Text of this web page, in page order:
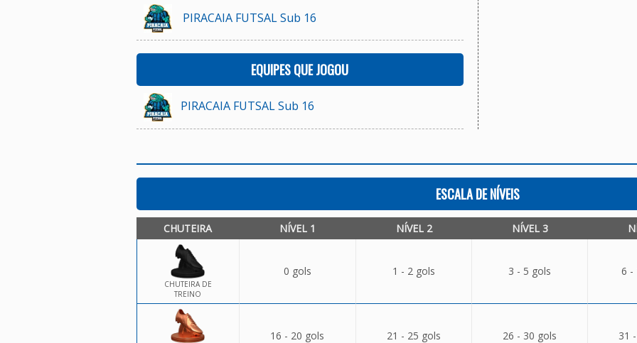
PIRACAIA FUTSAL Sub 16
EQUIPES QUE JOGOU
PIRACAIA FUTSAL Sub 16
ESCALA DE NÍVEIS
CHUTEIRA NÍVEL 1 NÍVEL 2 NÍVEL 3
CHUTEIRA DE
TREINO
0 gols 1 - 2 gols 3 - 5 gols 6 -
16 - 20 gols 21 - 25 gols 26 - 30 gols 31